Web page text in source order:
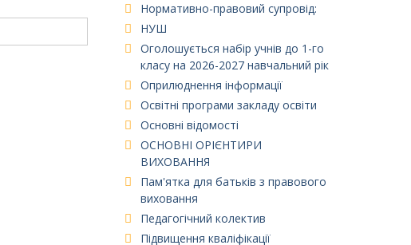
Нормативно-правовий супровід:
НУШ
Оголошується набір учнів до 1-го
класу на 2026-2027 навчальний рік
Оприлюднення інформації
Освітні програми закладу освіти
Основні відомості
ОСНОВНІ ОРІЄНТИРИ
ВИХОВАННЯ
Пам'ятка для батьків з правового
виховання
Педагогічний колектив
Підвищення кваліфікації